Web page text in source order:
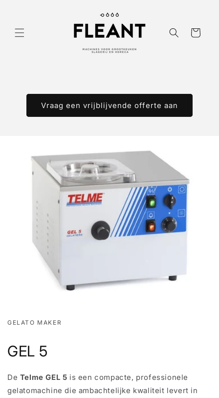
Winkelwagen
Vraag een vrijblijvende offerte aan
GELATO MAKER
GEL 5
De Telme GEL 5 is een compacte, professionele
gelatomachine die ambachtelijke kwaliteit levert in